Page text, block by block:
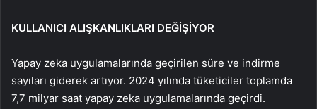
KULLANICI ALIŞKANLIKLARI DEĞİŞİYOR
Yapay zeka uygulamalarında geçirilen süre ve indirme
sayıları giderek artıyor. 2024 yılında tüketiciler toplamda
7,7 milyar saat yapay zeka uygulamalarında geçirdi.